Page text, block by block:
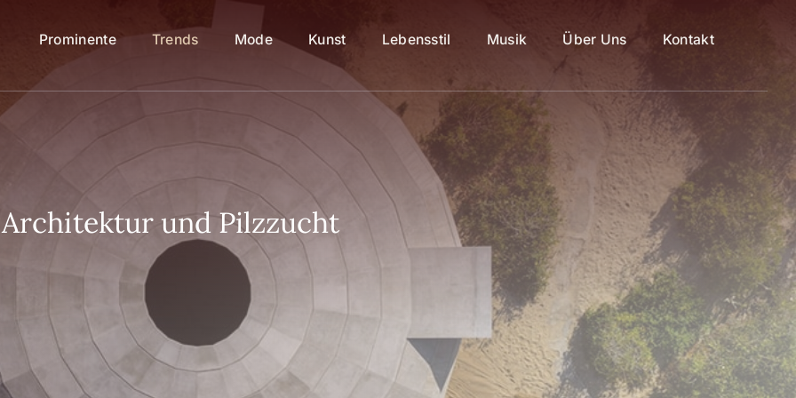
Prominente Trends Mode Kunst Lebensstil Musik Über Uns Kontakt
und Pilzzucht